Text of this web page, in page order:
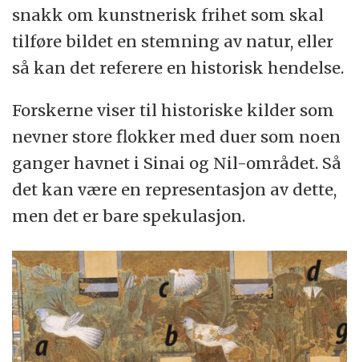
snakk om kunstnerisk frihet som skal
tilføre bildet en stemning av natur, eller
så kan det referere en historisk hendelse.
Forskerne viser til historiske kilder som
nevner store flokker med duer som noen
ganger havnet i Sinai og Nil-området. Så
det kan være en representasjon av dette,
men det er bare spekulasjon.